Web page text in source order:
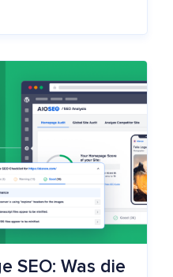
SEO: Was die